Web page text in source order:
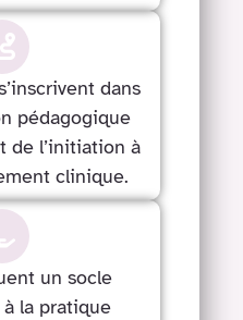
dans
pédagogique
de l’initiation à
clinique.
un socle
la pratique